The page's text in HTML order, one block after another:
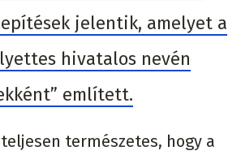
jelentik, amelyet a
hivatalos nevén
említett.
természetes, hogy a